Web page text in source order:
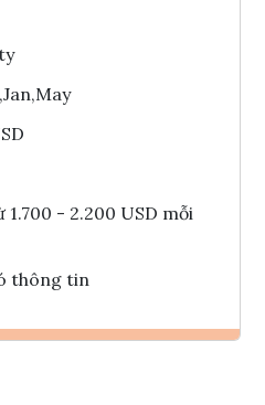
1.700 - 2.200 USD mỗi
thông tin